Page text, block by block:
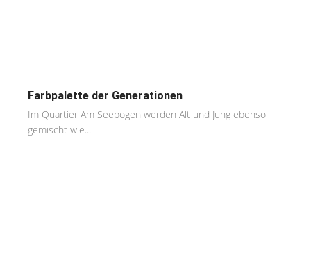
Farbpalette der Generationen
Im Quartier Am Seebogen werden Alt und Jung ebenso
gemischt wie...